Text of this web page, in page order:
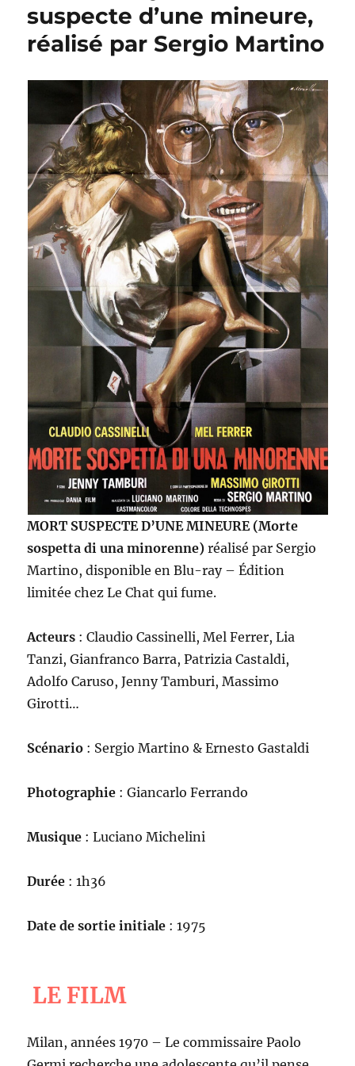
vice
est
une
close
dont
moi
seul
ai
la
clé,
réalisé
par
Sergio
Martino
suspecte d’une mineure,
réalisé par Sergio Martino
MORT SUSPECTE D’UNE MINEURE (Morte
sospetta di una minorenne) réalisé par Sergio
Martino, disponible en Blu-ray – Édition
limitée chez Le Chat qui fume.
Acteurs : Claudio Cassinelli, Mel Ferrer, Lia
Tanzi, Gianfranco Barra, Patrizia Castaldi,
Adolfo Caruso, Jenny Tamburi, Massimo
Girotti…
Scénario : Sergio Martino & Ernesto Gastaldi
Photographie : Giancarlo Ferrando
Musique : Luciano Michelini
Durée : 1h36
Date de sortie initiale : 1975
LE FILM
Milan, années 1970 – Le commissaire Paolo